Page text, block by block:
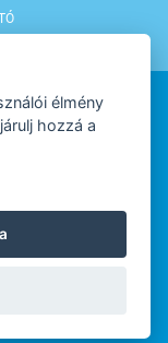
élmény
hozzá a